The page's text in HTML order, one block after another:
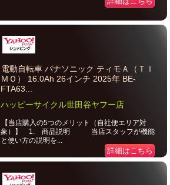
電動自転車 パナソニック ティモＡ（ＴＩ
ＭＯ） 16.0Ah 26インチ 2025年 BE-
FTA63...
ハッピーサイクル世田谷ヤフー店
【当店購入の5つのメリット（自社便エリア対
象）】 1. 商品説明 当店スタッフが機能
と使い方の説明を...
詳細はこちら